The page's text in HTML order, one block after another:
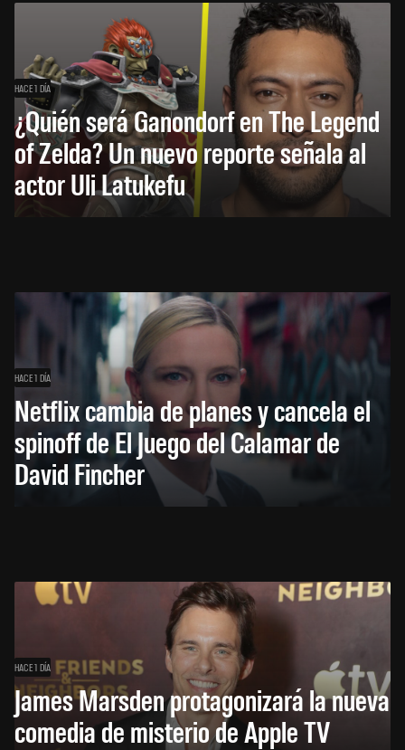
HACE 1 DÍA
¿Quién será Ganondorf en The Legend
of Zelda? Un nuevo reporte señala al
actor Uli Latukefu
HACE 1 DÍA
Netflix cambia de planes y cancela el
spinoff de El Juego del Calamar de
David Fincher
HACE 1 DÍA
James Marsden protagonizará la nueva
comedia de misterio de Apple TV